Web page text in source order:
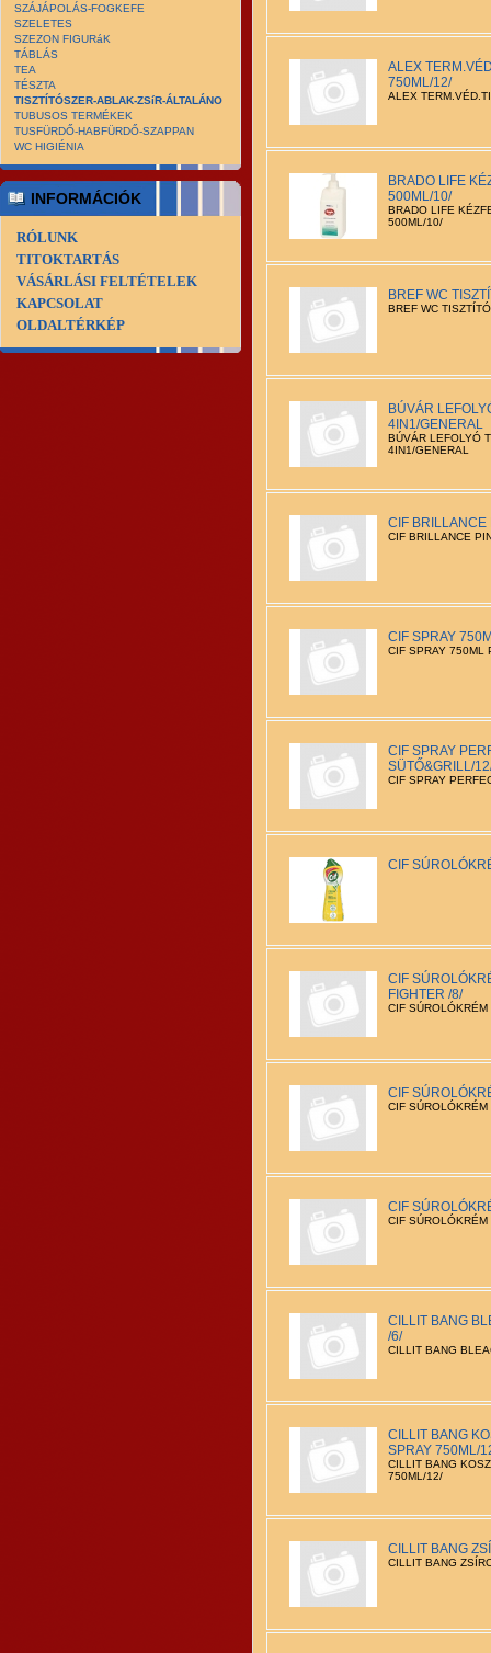
SZÁJÁPOLÁS-FOGKEFE
SZELETES
SZEZON FIGURáK
TÁBLÁS
TEA
TÉSZTA
TISZTÍTÓSZER-ABLAK-ZSíR-ÁLTALÁNO
TUBUSOS TERMÉKEK
TUSFÜRDŐ-HABFÜRDŐ-SZAPPAN
WC HIGIÉNIA
INFORMÁCIÓK
RÓLUNK
TITOKTARTÁS
VÁSÁRLÁSI FELTÉTELEK
KAPCSOLAT
OLDALTÉRKÉP
ALEX
750ML/12/
ALEX
BRADO LIFE
500ML/10/
BRADO LIFE
500ML/10/
BREF WC
BREF WC
BÚVÁR
4IN1/GENERAL
BÚVÁR LEFOLYÓ
4IN1/GENERAL
CIF BRILLANCE
CIF BRILLANCE
CIF SPRAY
CIF SPRAY 750ML
CIF SPRAY
SÜTŐ&GRILL/
CIF SPRAY
CIF
CIF
FIGHTER /8/
CIF
CIF
CIF
CIF
CIF
CILLIT BANG
/6/
CILLIT BANG
CILLIT BANG
SPRAY 750ML/
CILLIT BANG
750ML/12/
CILLIT BANG
CILLIT BANG